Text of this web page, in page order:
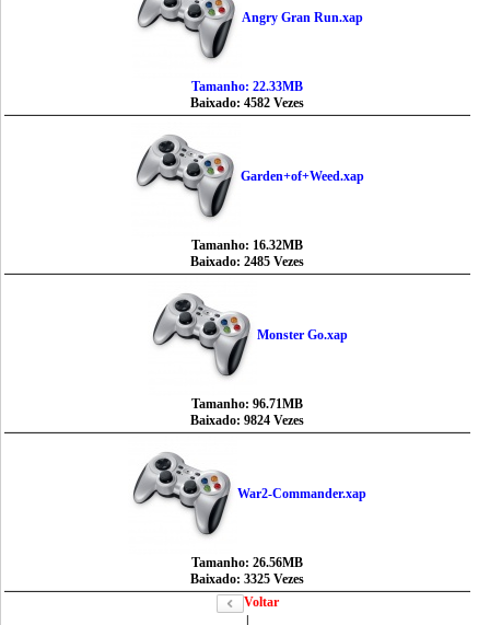
Angry Gran Run.xap
Tamanho: 22.33MB
Baixado: 4582 Vezes
Garden+of+Weed.xap
Tamanho: 16.32MB
Baixado: 2485 Vezes
Monster Go.xap
Tamanho: 96.71MB
Baixado: 9824 Vezes
War2-Commander.xap
Tamanho: 26.56MB
Baixado: 3325 Vezes
Voltar